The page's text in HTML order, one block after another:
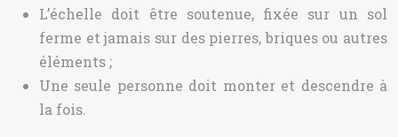
L’échelle doit être soutenue, fixée sur un sol
ferme et jamais sur des pierres, briques ou autres
éléments ;
Une seule personne doit monter et descendre à
la fois.